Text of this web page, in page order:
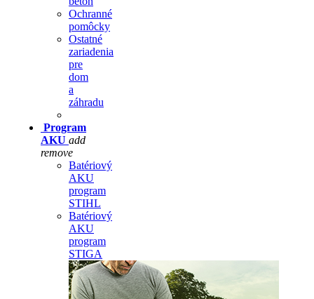
Ochranné
pomôcky
Ostatné
zariadenia
pre
dom
a
záhradu
Program
AKU add
remove
Batériový
AKU
program
STIHL
Batériový
AKU
program
STIGA